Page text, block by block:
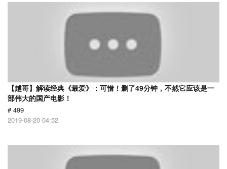
【越哥】解读经典《最爱》：可惜！删了49分钟，不然它应该是一
部伟大的国产电影！
# 499
2019-08-20 04:52